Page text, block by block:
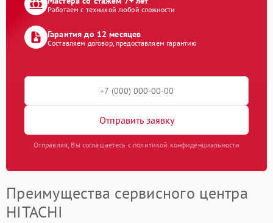
Работаем с техникой любой сложности
Гарантия до 12 месяцев
Составляем договор, предоставляем гарантию
Отправить заявку
Отправляя, Вы соглашаетесь с политикой конфиденциальности
Преимущества сервисного центра
HITACHI